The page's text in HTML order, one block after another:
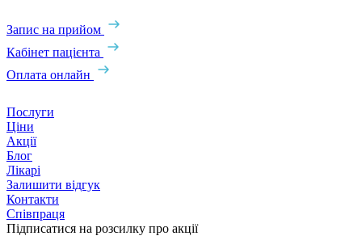
Запис на прийом
Кабінет пацієнта
Оплата онлайн
Послуги
Ціни
Акції
Блог
Лікарі
Залишити відгук
Контакти
Співпраця
Підписатися на розсилку про акції